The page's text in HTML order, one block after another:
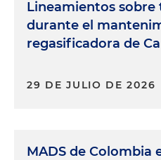
Lineamientos sobre
durante el
regasificadora de
29 DE JULIO DE 2026
MADS de Colombia